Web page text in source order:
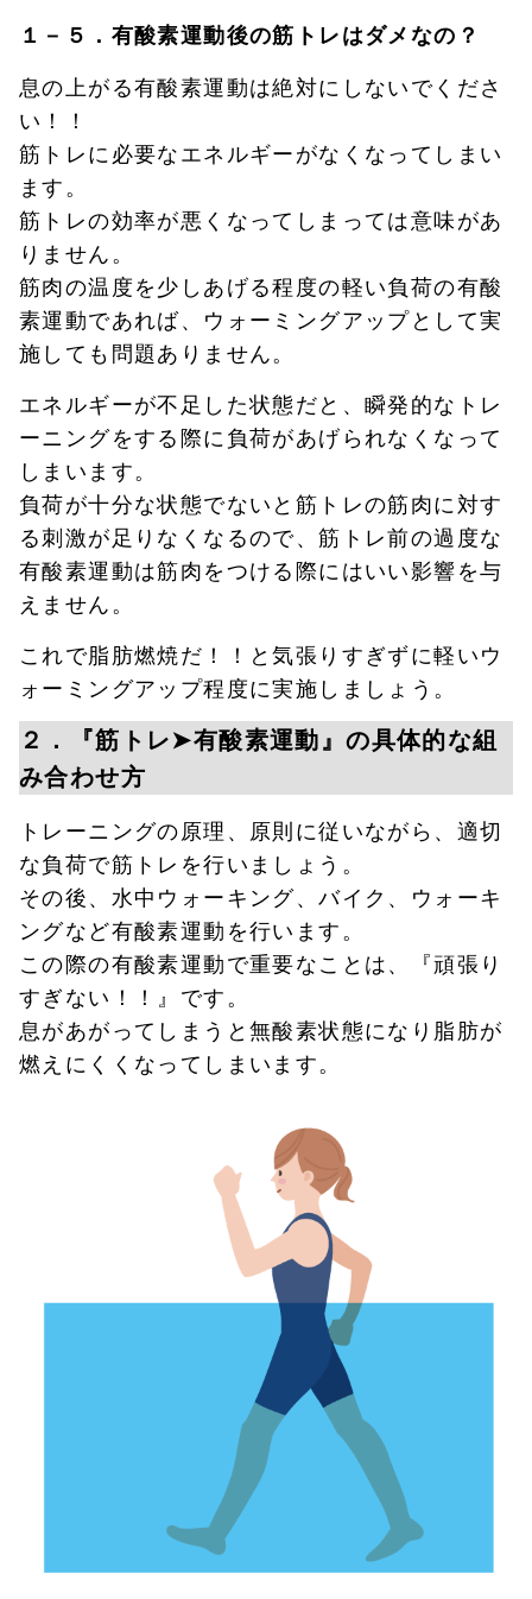
１－５．有酸素運動後の筋トレはダメなの？
息の上がる有酸素運動は絶対にしないでくださ
い！！
筋トレに必要なエネルギーがなくなってしまい
ます。
筋トレの効率が悪くなってしまっては意味があ
りません。
筋肉の温度を少しあげる程度の軽い負荷の有酸
素運動であれば、ウォーミングアップとして実
施しても問題ありません。
エネルギーが不足した状態だと、瞬発的なトレ
ーニングをする際に負荷があげられなくなって
しまいます。
負荷が十分な状態でないと筋トレの筋肉に対す
る刺激が足りなくなるので、筋トレ前の過度な
有酸素運動は筋肉をつける際にはいい影響を与
えません。
これで脂肪燃焼だ！！と気張りすぎずに軽いウ
ォーミングアップ程度に実施しましょう。
２．『筋トレ➤有酸素運動』の具体的な組
み合わせ方
トレーニングの原理、原則に従いながら、適切
な負荷で筋トレを行いましょう。
その後、水中ウォーキング、バイク、ウォーキ
ングなど有酸素運動を行います。
この際の有酸素運動で重要なことは、『頑張り
すぎない！！』です。
息があがってしまうと無酸素状態になり脂肪が
燃えにくくなってしまいます。